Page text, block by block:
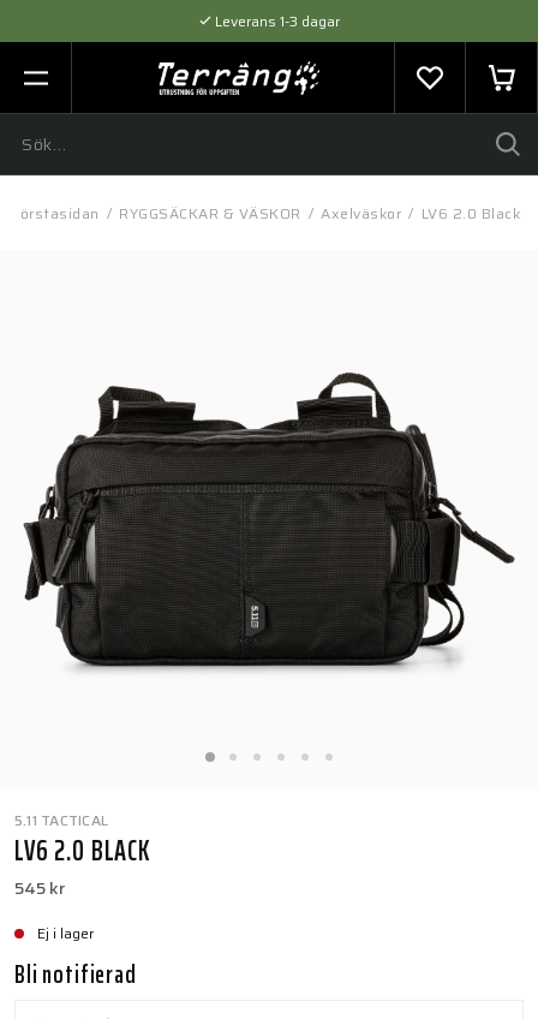
Leverans 1-3 dagar
Flexibel betalning med SVEA
Expertråd & Kvalitetsprodukter
Förstasidan / RYGGSÄCKAR & VÄSKOR / Axelväskor / LV6 2.0 Black
5.11 TACTICAL
LV6 2.0 BLACK
545 kr
Ej i lager
Bli notifierad